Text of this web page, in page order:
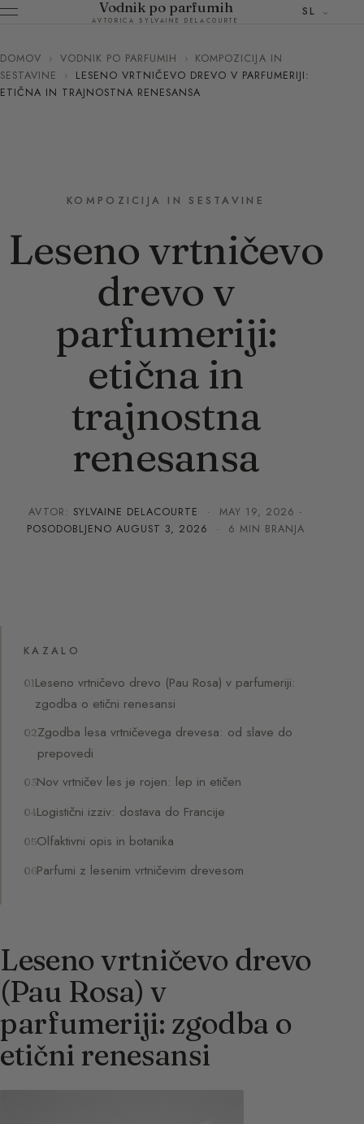
Vodnik po parfumih
AVTORICA SYLVAINE DELACOURTE
SL
DOMOV › VODNIK PO PARFUMIH › KOMPOZICIJA IN
SESTAVINE
›
LESENO VRTNIČEVO DREVO V PARFUMERIJI:
ETIČNA IN TRAJNOSTNA RENESANSA
KOMPOZICIJA IN SESTAVINE
Leseno vrtničevo
drevo v
parfumeriji:
etična in
trajnostna
renesansa
AVTOR: SYLVAINE DELACOURTE · MAY 19, 2026 ·
POSODOBLJENO AUGUST 3, 2026 · 6 MIN BRANJA
KAZALO
Leseno vrtničevo drevo (Pau Rosa) v parfumeriji:
zgodba o etični renesansi
Zgodba lesa vrtničevega drevesa: od slave do
prepovedi
Nov vrtničev les je rojen: lep in etičen
Logistični izziv: dostava do Francije
Olfaktivni opis in botanika
Parfumi z lesenim vrtničevim drevesom
Leseno vrtničevo drevo
(Pau Rosa) v
parfumeriji: zgodba o
etični renesansi